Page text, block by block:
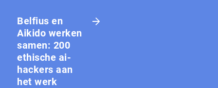
Belfius en
Aikido werken
samen: 200
ethische ai-
hackers aan
het werk